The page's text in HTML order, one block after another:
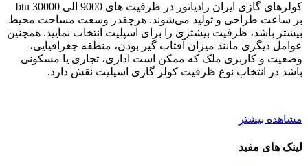
کولرهای گازی ایران رادیاتور در ظرفیت های 9000 الی 30000 btu
بر ساعت طراحی و تولید می‌شوند. هرچقدر وسعت مساحت محیط
بیشتر باشد، ظرفیت بیشتری را برای اسپلیت انتخاب نمایید. همچنین
عوامل دیگری مانند میزان آفتاب گیر بودن، منطقه جغرافیایی،
وضعیت و کاربری ملک که ممکن است اداری، تجاری یا مسکونی
باشد در انتخاب نوع ظرفیت کولر گازی اسپلیت نقش دارد.
مشاهده بیشتر
لینک های مفید